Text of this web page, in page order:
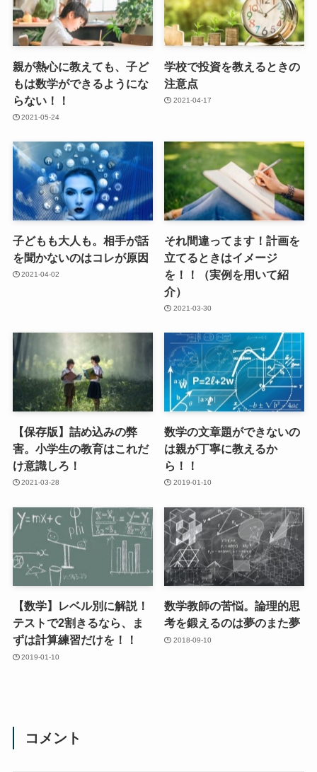
親が熱心に教えても、子ど
もは数学ができるようにな
らない！！
2021-05-24
学校で投資を教えるときの
注意点
2021-04-17
子どもも大人も。相手が話
を聞かないのはコレが原因
2021-04-02
それ間違ってます！計画を
立てるときはイメージ
を！！（実例を用いて紹
介）
2021-03-30
【保存版】詰め込みの弊
害。小学生の教育はこれだ
け意識しろ！
2021-03-28
数学の文章題ができないの
は親が丁寧に教えるか
ら！！
2019-01-10
【数学】レベル別に解説！
テストで2割きるなら、ま
ずは計算練習だけを！！
2019-01-10
数学教師の苦悩。論理的思
考を鍛えるのは夢のまた夢
2018-09-10
コメント